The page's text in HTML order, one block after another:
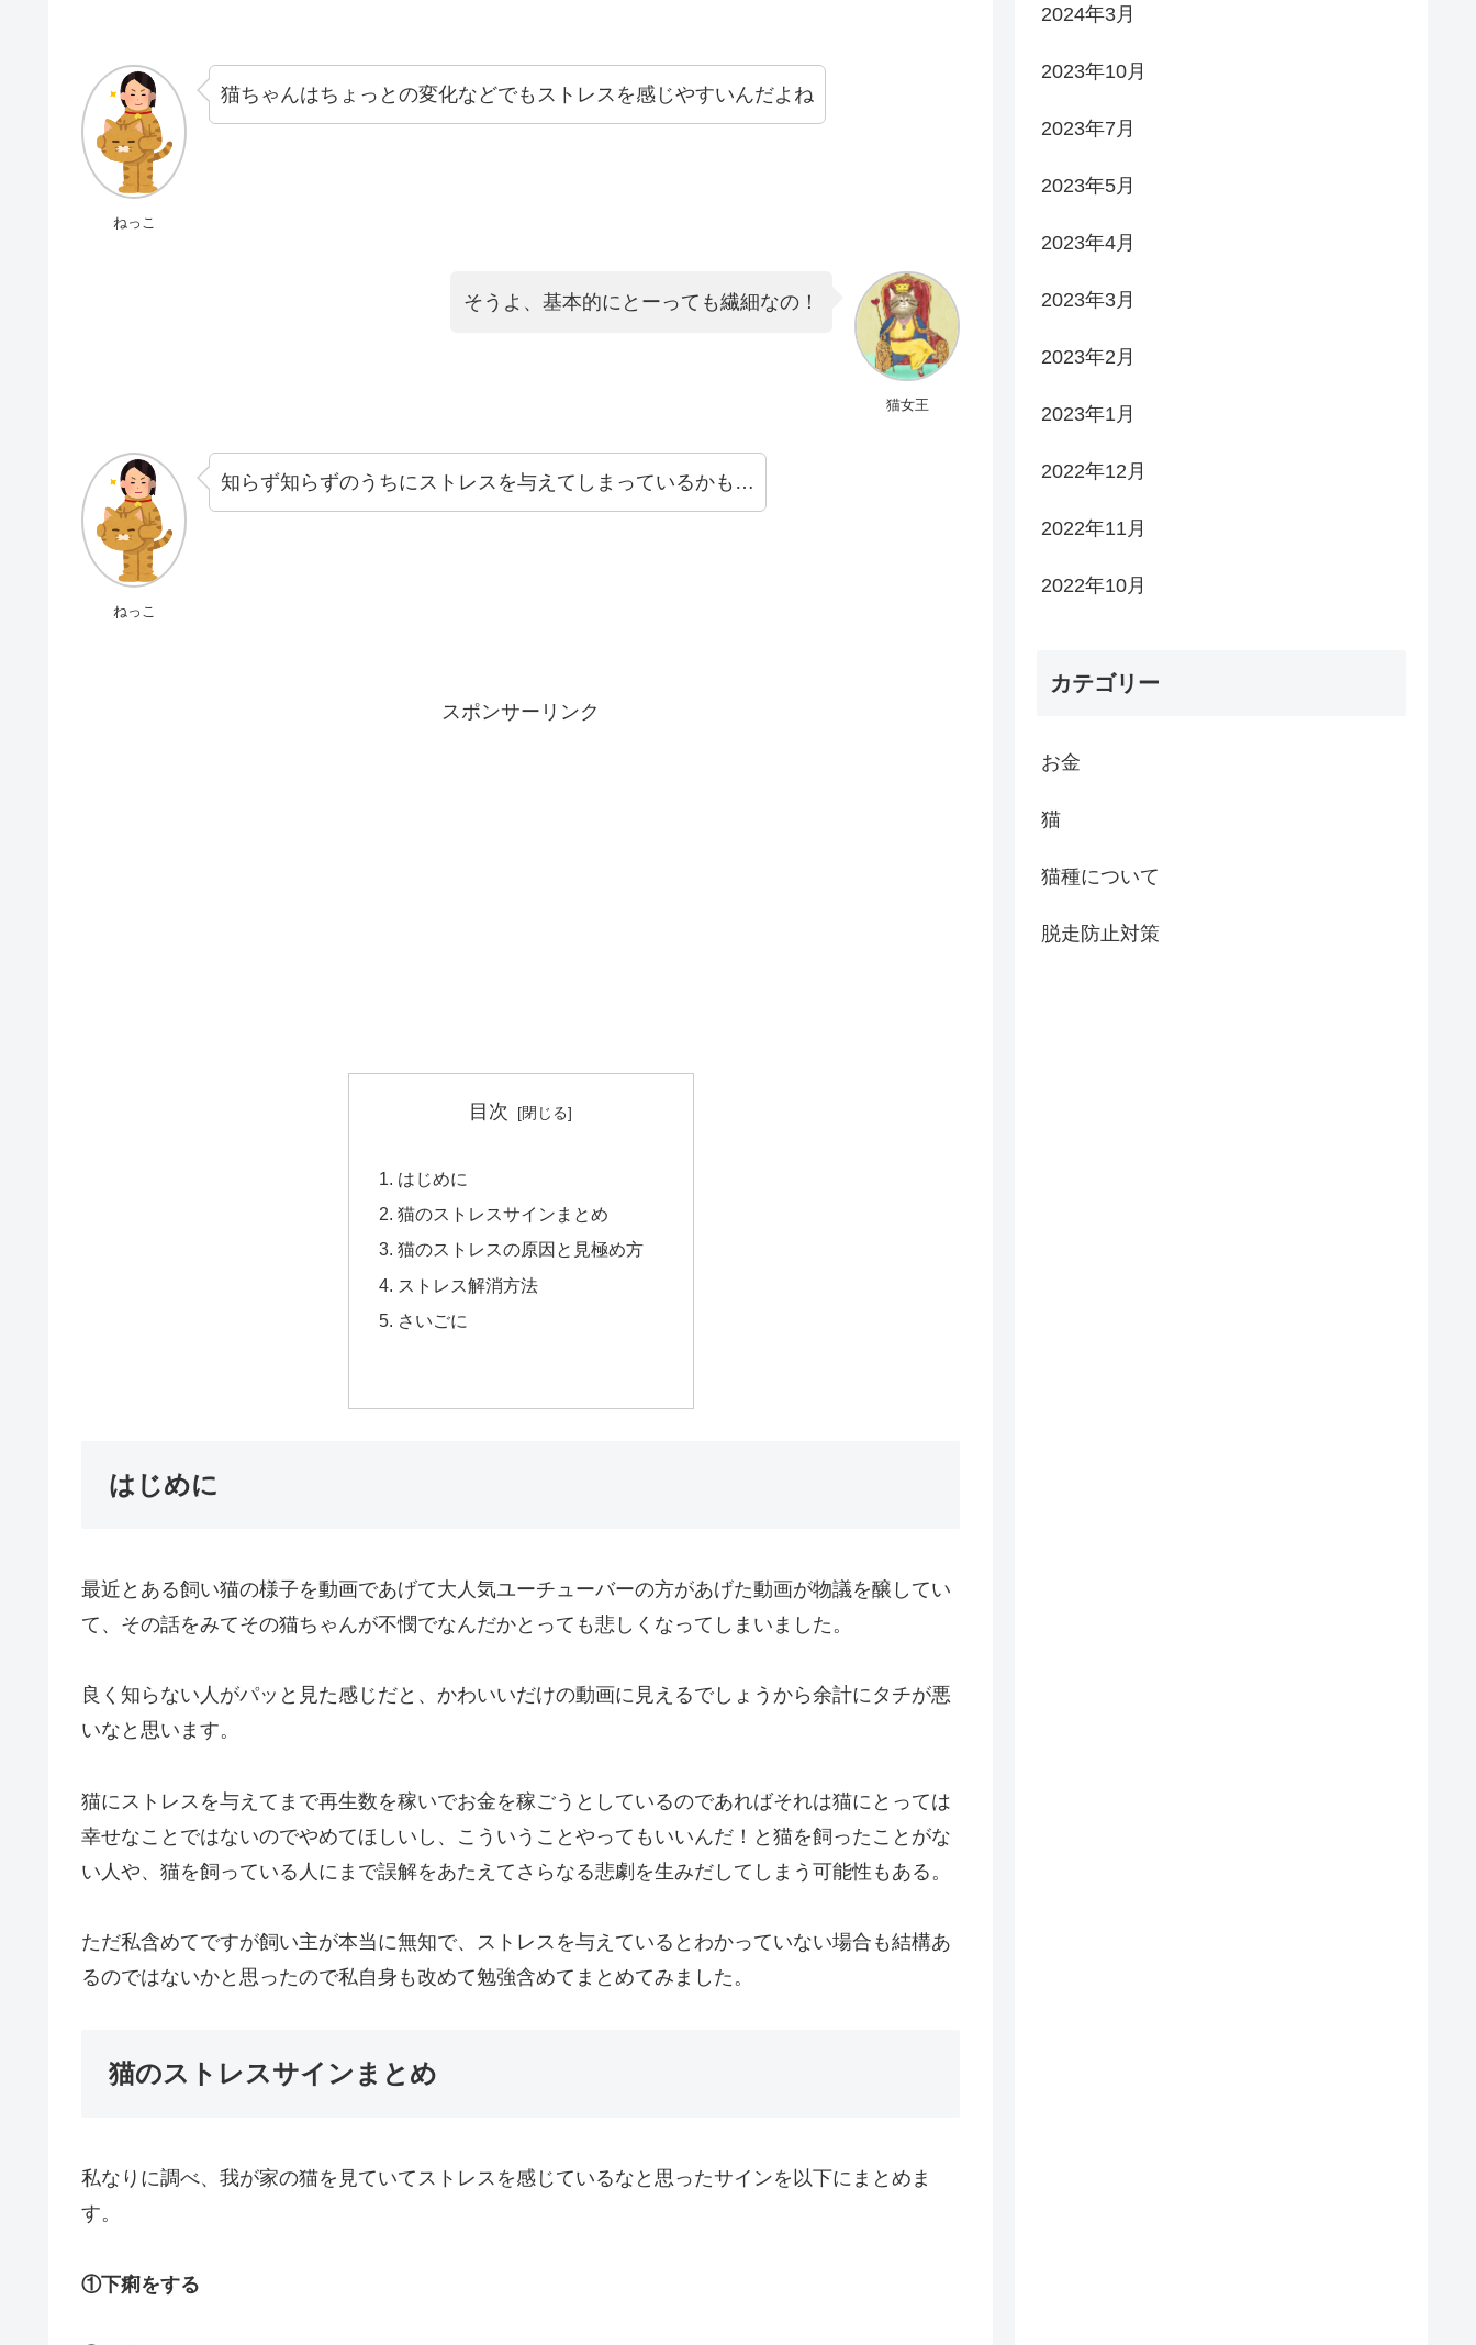
ねっこ
猫ちゃんはちょっとの変化などでもストレスを感じやすいんだよね
猫女王
そうよ、基本的にとーっても繊細なの！
ねっこ
知らず知らずのうちにストレスを与えてしまっているかも…
スポンサーリンク
目次
はじめに
猫のストレスサインまとめ
猫のストレスの原因と見極め方
ストレス解消方法
さいごに
はじめに
最近とある飼い猫の様子を動画であげて大人気ユーチューバーの方があげた動画が物議を醸してい
て、その話をみてその猫ちゃんが不憫でなんだかとっても悲しくなってしまいました。
良く知らない人がパッと見た感じだと、かわいいだけの動画に見えるでしょうから余計にタチが悪
いなと思います。
猫にストレスを与えてまで再生数を稼いでお金を稼ごうとしているのであればそれは猫にとっては
幸せなことではないのでやめてほしいし、こういうことやってもいいんだ！と猫を飼ったことがな
い人や、猫を飼っている人にまで誤解をあたえてさらなる悲劇を生みだしてしまう可能性もある。
ただ私含めてですが飼い主が本当に無知で、ストレスを与えているとわかっていない場合も結構あ
るのではないかと思ったので私自身も改めて勉強含めてまとめてみました。
猫のストレスサインまとめ
私なりに調べ、我が家の猫を見ていてストレスを感じているなと思ったサインを以下にまとめま
す。
①下痢をする
2024年3月
2023年10月
2023年7月
2023年5月
2023年4月
2023年3月
2023年2月
2023年1月
2022年12月
2022年11月
2022年10月
カテゴリー
お金
猫
猫種について
脱走防止対策